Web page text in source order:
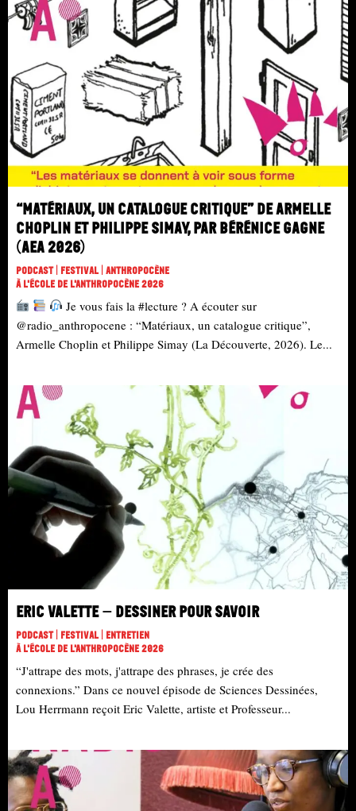
“Matériaux, un catalogue critique” de Armelle
Choplin et Philippe Simay, par Bérénice Gagne
(AEA 2026)
Podcast | Festival | Anthropocène
À L'école De L'Anthropocène 2026
Je vous fais la #lecture ? A écouter sur
@radio_anthropocene : “Matériaux, un catalogue critique”,
Armelle Choplin et Philippe Simay (La Découverte, 2026). Le...
Eric Valette – Dessiner pour savoir
Podcast | Festival | Entretien
À L'école De L'Anthropocène 2026
“J'attrape des mots, j'attrape des phrases, je crée des
connexions.” Dans ce nouvel épisode de Sciences Dessinées,
Lou Herrmann reçoit Eric Valette, artiste et Professeur...